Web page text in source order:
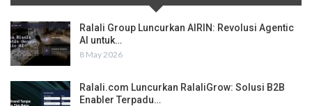
Ralali Group Luncurkan AIRIN: Revolusi Agentic
AI untuk…
8 May 2026
Ralali.com Luncurkan RalaliGrow: Solusi B2B
Enabler Terpadu…